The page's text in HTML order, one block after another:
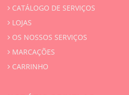
CATÁLOGO DE SERVIÇOS
LOJAS
OS NOSSOS SERVIÇOS
MARCAÇÕES
CARRINHO